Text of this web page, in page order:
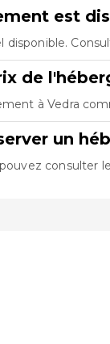
est
disponible.
de
à Vedra
un
consulter